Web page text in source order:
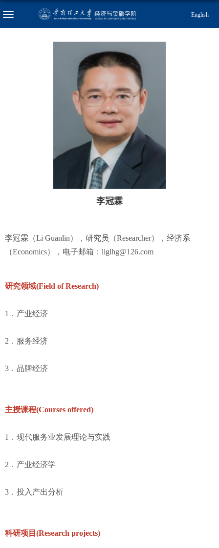
English
李冠霖
李冠霖（Li Guanlin），研究员（Researcher），经济系
（Economics），电子邮箱：liglhg@126.com
研究领域(Field of Research)
1．产业经济
2．服务经济
3．品牌经济
主授课程(Courses offered)
1．现代服务业发展理论与实践
2．产业经济学
3．投入产出分析
科研项目(Research projects)